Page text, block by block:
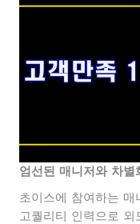
엄선된 매니저와 차별
초이스에 참여하는
고퀄리티 인력으로